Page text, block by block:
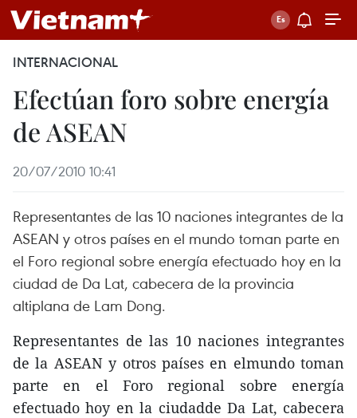
INTERNACIONAL
Efectúan foro sobre energía
de ASEAN
20/07/2010 10:41
Representantes de las 10 naciones integrantes de la
ASEAN y otros países en el mundo toman parte en
el Foro regional sobre energía efectuado hoy en la
ciudad de Da Lat, cabecera de la provincia
altiplana de Lam Dong.
Representantes de las 10 naciones integrantes
de la ASEAN y otros países en elmundo toman
parte en el Foro regional sobre energía
efectuado hoy en la ciudadde Da Lat, cabecera